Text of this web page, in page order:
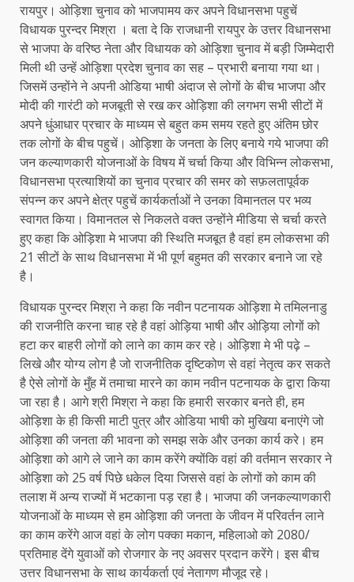
रायपुर। ओड़िशा चुनाव को भाजपामय कर अपने विधानसभा पहुचें
विधायक पुरन्दर मिश्रा । बता दे कि राजधानी रायपुर के उत्तर विधानसभा
से भाजपा के वरिष्ठ नेता और विधायक को ओड़िशा चुनाव में बड़ी जिम्मेदारी
मिली थी उन्हें ओड़िशा प्रदेश चुनाव का सह – प्रभारी बनाया गया था।
जिसमें उन्होंने ने अपनी ओडिया भाषी अंदाज से लोगों के बीच भाजपा और
मोदी की गारंटी को मजबूती से रख कर ओड़िशा की लगभग सभी सीटों में
अपने धुंआधार प्रचार के माध्यम से बहुत कम समय रहते हुए अंतिम छोर
तक लोगों के बीच पहुचें। ओड़िशा के जनता के लिए बनाये गये भाजपा की
जन कल्याणकारी योजनाओं के विषय में चर्चा किया और विभिन्न लोकसभा,
विधानसभा प्रत्याशियों का चुनाव प्रचार की समर को सफ़लतापूर्वक
संपन्न कर अपने क्षेत्र पहुचें कार्यकर्ताओं ने उनका विमानतल पर भव्य
स्वागत किया। विमानतल से निकलते वक्त उन्होंने मीडिया से चर्चा करते
हुए कहा कि ओड़िशा मे भाजपा की स्थिति मजबूत है वहां हम लोकसभा की
21 सीटों के साथ विधानसभा में भी पूर्ण बहुमत की सरकार बनाने जा रहे
है।
विधायक पुरन्दर मिश्रा ने कहा कि नवीन पटनायक ओड़िशा मे तमिलनाडु
की राजनीति करना चाह रहे है वहां ओड़िया भाषी और ओड़िया लोगों को
हटा कर बाहरी लोगों को लाने का काम कर रहे। ओड़िशा मे भी पढ़े –
लिखे और योग्य लोग है जो राजनीतिक दृष्टिकोण से वहां नेतृत्व कर सकते
है ऐसे लोगों के मुँह में तमाचा मारने का काम नवीन पटनायक के द्वारा किया
जा रहा है। आगे श्री मिश्रा ने कहा कि हमारी सरकार बनते ही, हम
ओड़िशा के ही किसी माटी पुत्र और ओडिया भाषी को मुखिया बनाएंगे जो
ओड़िशा की जनता की भावना को समझ सके और उनका कार्य करे। हम
ओड़िशा को आगे ले जाने का काम करेंगे क्योंकि वहां की वर्तमान सरकार ने
ओड़िशा को 25 वर्ष पिछे धकेल दिया जिससे वहां के लोगों को काम की
तलाश में अन्य राज्यों में भटकाना पड़ रहा है। भाजपा की जनकल्याणकारी
योजनाओं के माध्यम से हम ओड़िशा की जनता के जीवन में परिवर्तन लाने
का काम करेंगे आज वहां के लोग पक्का मकान, महिलाओ को 2080/
प्रतिमाह देंगे युवाओं को रोजगार के नए अवसर प्रदान करेंगे। इस बीच
उत्तर विधानसभा के साथ कार्यकर्ता एवं नेतागण मौजूद रहे।